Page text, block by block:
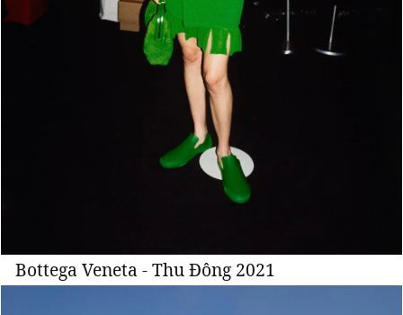
Quảng cáo RSS Tòa soạn Chính sách bảo
Tổng biên tập: Nguyễn Ngọc Toàn
Ủy viên Ban biên tập - Tổng Thư ký tòa soạn: Trần Việt Hưng
Giấy phép xuất bản số 110/GP - BTTTT cấp ngày 24.3.2020
© 2003-2026 Bản quyền thuộc về Báo Thanh Niên. Cấm sao chép
dưới mọi hình thức nếu không có sự chấp thuận bằng văn bản.
Bottega Veneta - Thu Đông 2021